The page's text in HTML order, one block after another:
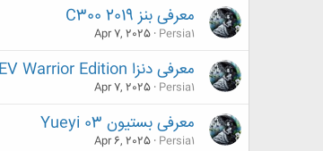
معرفی بنز C300 2019
Persia1
Apr 7, 2025
معرفی دنزا N9 PHEV Warrior Edition
Persia1
Apr 7, 2025
معرفی بستیون Yueyi 03
Persia1
Apr 6, 2025